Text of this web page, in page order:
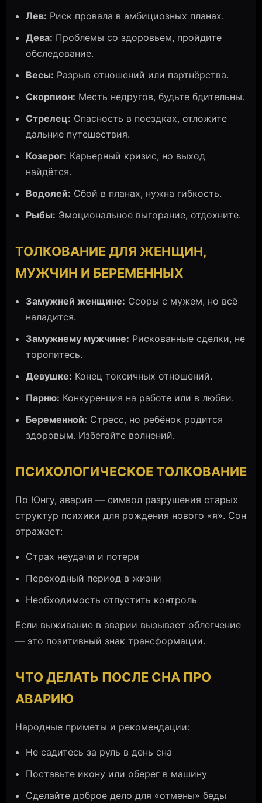
Лев: Риск провала в амбициозных планах.
Дева: Проблемы со здоровьем, пройдите
обследование.
Весы: Разрыв отношений или партнёрства.
Скорпион: Месть недругов, будьте бдительны.
Стрелец: Опасность в поездках, отложите
дальние путешествия.
Козерог: Карьерный кризис, но выход
найдётся.
Водолей: Сбой в планах, нужна гибкость.
Рыбы: Эмоциональное выгорание, отдохните.
ТОЛКОВАНИЕ ДЛЯ ЖЕНЩИН,
МУЖЧИН И БЕРЕМЕННЫХ
Замужней женщине: Ссоры с мужем, но всё
наладится.
Замужнему мужчине: Рискованные сделки, не
торопитесь.
Девушке: Конец токсичных отношений.
Парню: Конкуренция на работе или в любви.
Беременной: Стресс, но ребёнок родится
здоровым. Избегайте волнений.
ПСИХОЛОГИЧЕСКОЕ ТОЛКОВАНИЕ
По Юнгу, авария — символ разрушения старых
структур психики для рождения нового «я». Сон
отражает:
Страх неудачи и потери
Переходный период в жизни
Необходимость отпустить контроль
Если выживание в аварии вызывает облегчение
— это позитивный знак трансформации.
ЧТО ДЕЛАТЬ ПОСЛЕ СНА ПРО
АВАРИЮ
Народные приметы и рекомендации:
Не садитесь за руль в день сна
Поставьте икону или оберег в машину
Сделайте доброе дело для «отмены» беды